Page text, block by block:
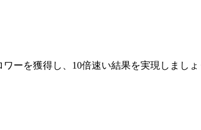
ワーを獲得し、10倍速い結果を実現しまし